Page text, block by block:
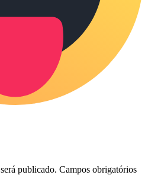
publicado. Campos obrigatórios